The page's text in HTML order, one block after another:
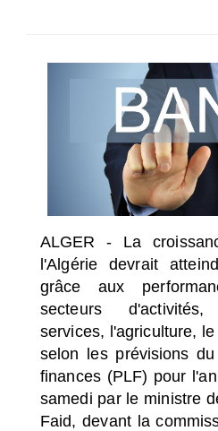
ALGER - La
l'Algérie devrait
grâce aux
secteurs
services, l'agriculture,
selon les prévisions
finances (PLF) pour
samedi par le ministre
Faid, devant la